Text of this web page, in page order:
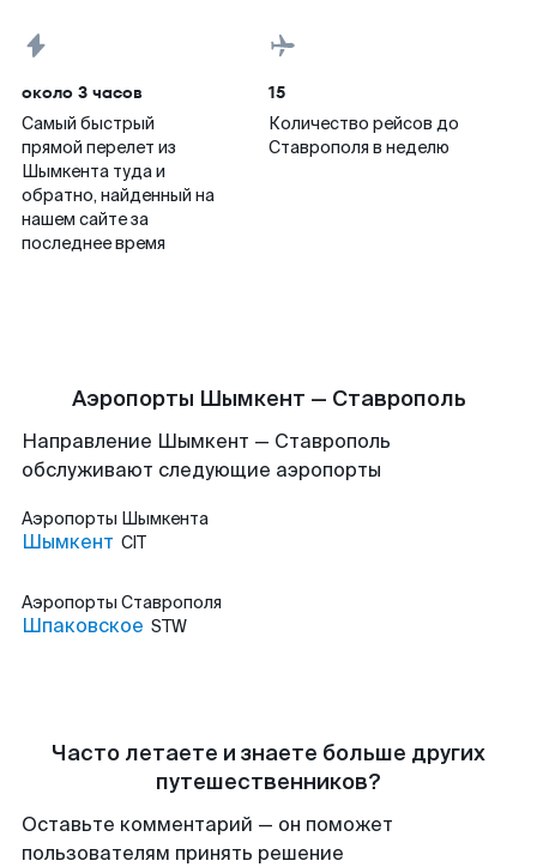
около 3 часов
Самый быстрый
прямой перелет из
Шымкента туда и
обратно, найденный на
нашем сайте за
последнее время
15
Количество рейсов до
Ставрополя в неделю
Аэропорты Шымкент — Ставрополь
Направление Шымкент — Ставрополь
обслуживают следующие аэропорты
Аэропорты Шымкента
Шымкент CIT
Аэропорты Ставрополя
Шпаковское STW
Часто летаете и знаете больше других
путешественников?
Оставьте комментарий — он поможет
пользователям принять решение